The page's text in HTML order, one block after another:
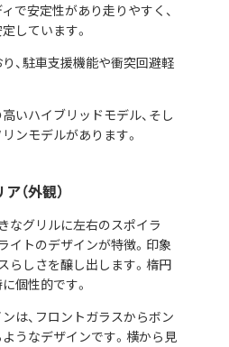
で安定性があり走りやすく、
しています。
、駐車支援機能や衝突回避軽
いハイブリッドモデル、そし
ンモデルがあります。
（外観）
なグリルに左右のスポイラ
イトのデザインが特徴。印象
らしさを醸し出します。楕円
個性的です。
は、フロントガラスからボン
うなデザインです。横から見